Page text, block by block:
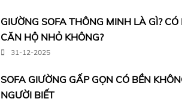
GIƯỜNG SOFA THÔNG MINH LÀ GÌ?
CĂN HỘ NHỎ KHÔNG?
31-12-2025
SOFA GIƯỜNG GẤP GỌN CÓ BỀN
NGƯỜI BIẾT